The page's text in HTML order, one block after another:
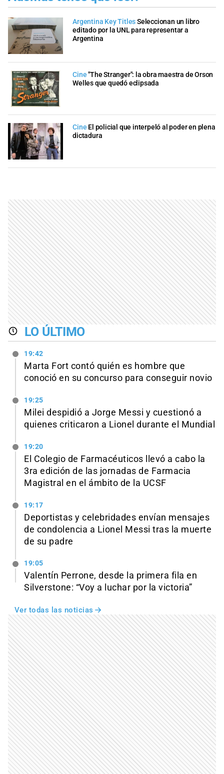
Argentina Key TitlesSeleccionan un libro
editado por la UNL para representar a
Argentina
Cine"The Stranger": la obra maestra de Orson
Welles que quedó eclipsada
Cine El policial que interpeló al poder en plena
dictadura
LO ÚLTIMO
19:42
Marta Fort contó quién es hombre que
conoció en su concurso para conseguir novio
19:25
Milei despidió a Jorge Messi y cuestionó a
quienes criticaron a Lionel durante el Mundial
19:20
El Colegio de Farmacéuticos llevó a cabo la
3ra edición de las jornadas de Farmacia
Magistral en el ámbito de la UCSF
19:17
Deportistas y celebridades envían mensajes
de condolencia a Lionel Messi tras la muerte
de su padre
19:05
Valentín Perrone, desde la primera fila en
Silverstone: “Voy a luchar por la victoria”
Ver todas las noticias